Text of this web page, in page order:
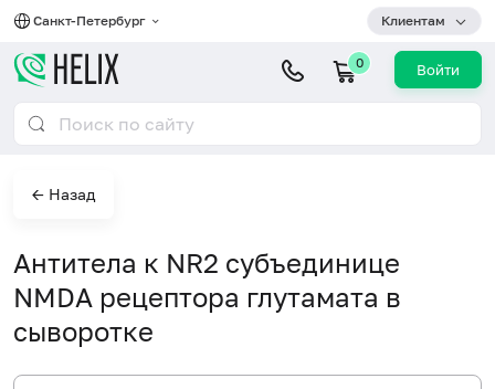
Санкт-Петербург Клиентам
0 Войти
← Назад
Антитела к NR2 субъединице
NMDA рецептора глутамата в
сыворотке